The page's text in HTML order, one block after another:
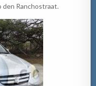
den Ranchostraat.